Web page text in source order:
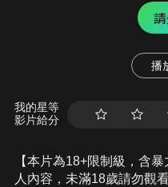
播
我的星等
影片給分
【本片為18+限制級，含
人內容，未滿18歲請勿觀